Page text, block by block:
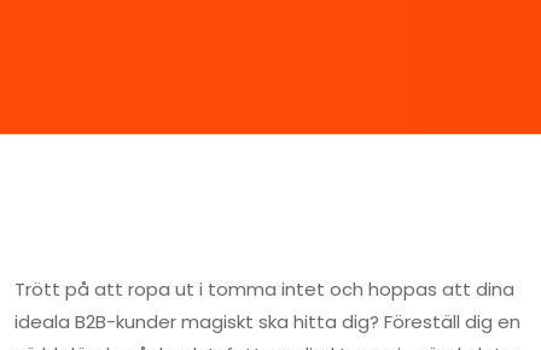
Trött på att ropa ut i tomma intet och hoppas att dina
ideala B2B-kunder magiskt ska hitta dig? Föreställ dig en